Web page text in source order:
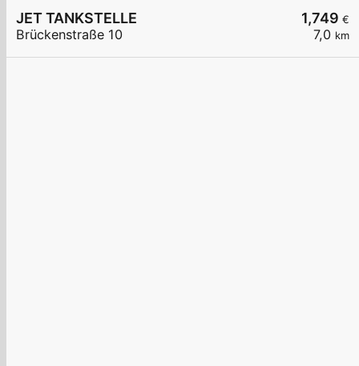
1,749 €
7,0 km
JET TANKSTELLE
Brückenstraße 10